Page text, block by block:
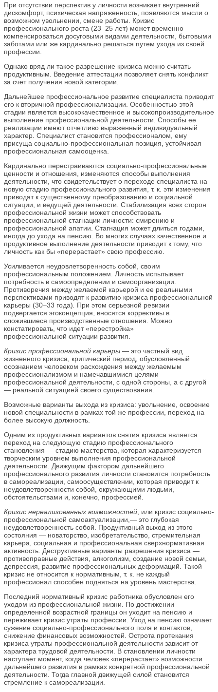
При отсутствии перспектив у личности возникает внутренний
дискомфорт, психическая напряженность, появляются мысли о
возможном увольнении, смене работы. Кризис
профессионального роста (23–25 лет) может временно
компенсироваться досуговыми видами деятельности, бытовыми
заботами или же кардинально решаться путем ухода из своей
профессии.
Однако вряд ли такое разрешение кризиса можно считать
продуктивным. Введение аттестации позволяет снять конфликт
за счет получения новой категории.
Дальнейшее профессиональное развитие специалиста приводит
его к вторичной профессионализации. Особенностью этой
стадии является высококачественное и высокопроизводительное
выполнение профессиональной деятельности. Способы ее
реализации имеют отчетливо выраженный индивидуальный
характер. Специалист становится профессионалом, ему
присуща социально-профессиональная позиция, устойчивая
профессиональная самооценка.
Кардинально перестраиваются социально-профессиональные
ценности и отношения, изменяются способы выполнения
деятельности, что свидетельствует о переходе специалиста на
новую стадию профессионального развития, т. к. эти изменения
приводят к существенному преобразованию и социальной
ситуации, и ведущей деятельности. Стабилизация всех сторон
профессиональной жизни может способствовать
профессиональной стагнации личности: смирению и
профессиональной апатии. Стагнация может длиться годами,
иногда до ухода на пенсию. Во многих случаях качественное и
продуктивное выполнение деятельности приводит к тому, что
личность как бы «перерастает» свою профессию.
Усиливается неудовлетворенность собой, своим
профессиональным положением. Личность испытывает
потребность в самоопределении и самоорганизации.
Противоречия между желаемой карьерой и ее реальными
перспективами приводят к развитию кризиса профессиональной
карьеры (30–33 года)
При этом серьезной ревизии
подвергается эгоконцепция, вносятся коррективы в
сложившиеся производственные отношения. Можно
констатировать, что идет «перестройка»
профессиональной ситуации развития.
Кризис профессиональной карьеры — это частный вид
жизненного кризиса, критический период, обусловленный
осознанием человеком расхождения между желаемым
профессионализмом и намечавшимися целями
профессиональной деятельности, с одной стороны, а с другой
— реальной ситуацией своего существования.
Возможные варианты выхода из кризиса: увольнение, освоение
новой специальности в рамках той же профессии, переход на
более высокую должность.
Одним из продуктивных вариантов снятия кризиса является
переход на следующую стадию профессионального
становления — стадию мастерства, которая характеризуется
творческим уровнем выполнения профессиональной
деятельности. Движущим фактором дальнейшего
профессионального развития личности становится потребность
в самореализации, самоосуществлении, которая приводит к
неудовлетворенности собой, окружающими людьми,
обстоятельствами и, конечно, профессией.
Кризис нереализованных возможностей , или кризис социально-
профессиональной самоактуализации,— это глубокая
неудовлетворенность собой. Продуктивный выход из этого
состояния — новаторство, изобретательство, стремительная
карьера, социальная и профессиональная сверхнормативная
активность. Деструктивные варианты разрешения кризиса —
противоправные действия, алкоголизм, создание новой семьи,
депрессия, развитие профессиональных деформаций. Такой
кризис не относится к нормативным, т. к. не каждый
профессионал способен подняться на уровень мастерства.
Последний нормативный кризис работника обусловлен его
уходом из профессиональной жизни. По достижении
определенной возрастной границы он уходит на пенсию и
переживает кризис утраты профессии. Уход на пенсию означает
сужение социально-профессионального поля и контактов,
снижение финансовых возможностей. Острота протекания
кризиса утраты профессиональной деятельности зависит от
характера трудовой деятельности. В становлении личности
наступает момент, когда человек «перерастает» возможности
дальнейшего развития в рамках конкретной профессиональной
деятельности. Тогда главной движущей силой становится
стремление к самореализации.